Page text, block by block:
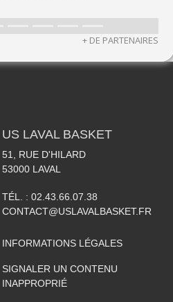
+ DE PARTENAIRES
US LAVAL BASKET
51, RUE D'HILARD
53000 LAVAL
TÉL. : 02.43.66.07.38
CONTACT@USLAVALBASKET.FR
INFORMATIONS LÉGALES
SIGNALER UN CONTENU
INAPPROPRIÉ